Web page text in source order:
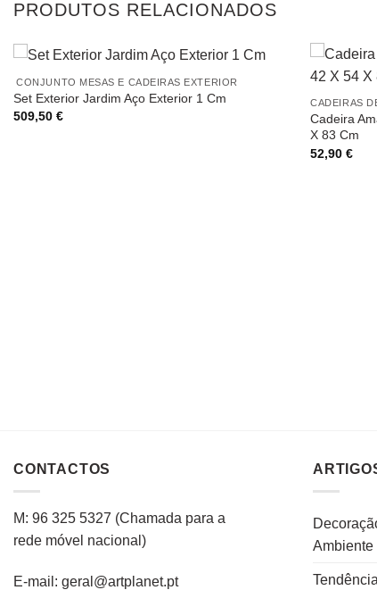
PRODUTOS RELACIONADOS
CONJUNTO MESAS E CADEIRAS EXTERIOR
Set Exterior Jardim Aço Exterior 1 Cm
509,50 €
CADEIRAS
Cadeira
X 83 Cm
52,90€
CONTACTOS
M: 96 325 5327 (Chamada para a
rede móvel nacional )
E-mail: geral@artplanet.pt
Ambiente